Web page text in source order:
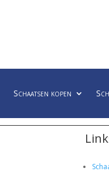
Schaatsen kopen